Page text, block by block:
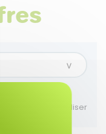
Réinitialiser